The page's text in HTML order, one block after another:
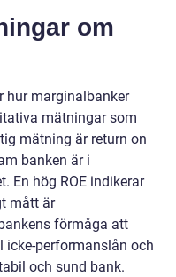
om
hur marginalbanker
mätningar som
mätning är return on
banken är i
En hög ROE indikerar
mått är
förmåga att
icke-performanslån och
och sund bank.